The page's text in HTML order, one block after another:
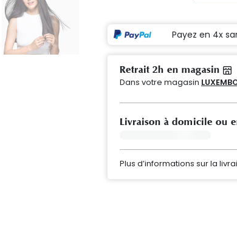
Payez en 4x
Retrait 2h en magasin
Dans votre magasin
Livraison à domicile ou
Plus d’informations sur la